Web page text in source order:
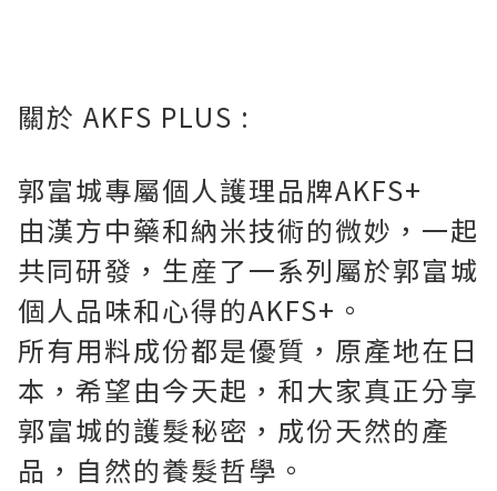
關於 AKFS PLUS :
郭富城專屬個人護理品牌AKFS+
由漢方中藥和納米技術的微妙，一起
共同研發，生産了一系列屬於郭富城
個人品味和心得的AKFS+。
所有用料成份都是優質，原產地在日
本，希望由今天起，和大家真正分享
郭富城的護髮秘密，成份天然的產
品，自然的養髮哲學。